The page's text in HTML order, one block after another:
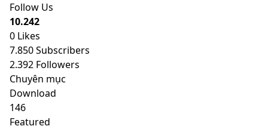
Follow Us
10.242
0 Likes
7.850Subscribers
2.392 Followers
Chuyên mục
Download
146
Featured